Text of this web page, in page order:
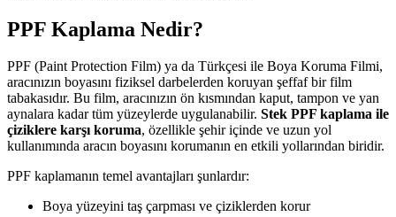
PPF Kaplama Nedir?
PPF (Paint Protection Film) ya da Türkçesi ile Boya Koruma Filmi,
aracınızın boyasını fiziksel darbelerden koruyan şeffaf bir film
tabakasıdır. Bu film, aracınızın ön kısmından kaput, tampon ve yan
aynalara kadar tüm yüzeylerde uygulanabilir. Stek PPF kaplama ile
çiziklere karşı koruma, özellikle şehir içinde ve uzun yol
kullanımında aracın boyasını korumanın en etkili yollarından biridir.
PPF kaplamanın temel avantajları şunlardır:
Boya yüzeyini taş çarpması ve çiziklerden korur